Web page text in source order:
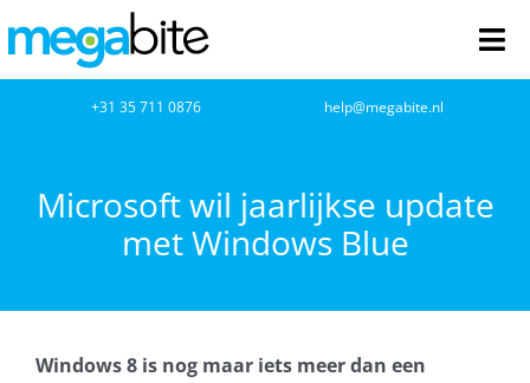
naar
inhoud
Netwerkbeheer
Cloud Computing
+31 35 711 0876 help@megabite.nl
Microsoft wil jaarlijkse update
met Windows Blue
Windows 8 is nog maar iets meer dan een